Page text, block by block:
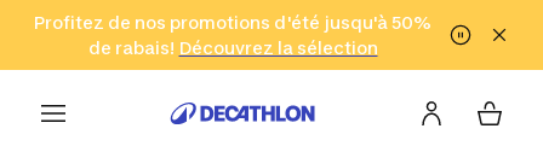
Aller à la recherche Aller au contenu Aller au pied de
Profitez de nos promotions d'été jusqu'à 50%
de rabais! Découvrez la sélection
Cliquez ici
en seulement 2 h!
(Zones sélectionnées)